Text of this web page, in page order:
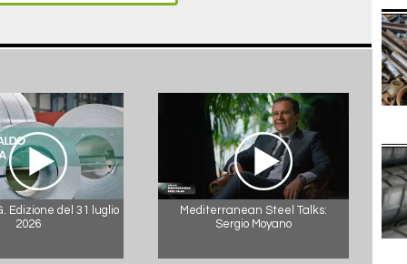
Edizione del 31 luglio
2026
Mediterranean Steel Talks:
Sergio Moyano